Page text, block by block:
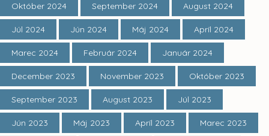
Október 2024 September 2024 August 2024
Júl 2024 Jún 2024 Máj 2024 Apríl 2024
Marec 2024 Február 2024 Január 2024
December 2023 November 2023 Október 2023
September 2023 August 2023 Júl 2023
Jún 2023 Máj 2023 Apríl 2023 Marec 2023